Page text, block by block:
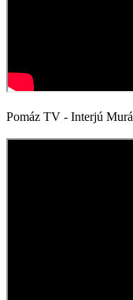
Pomáz TV - Interjú